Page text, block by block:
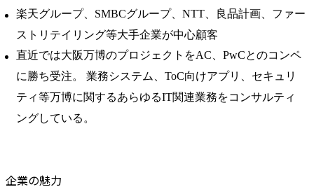
楽天グループ、SMBCグループ、NTT、良品計画、ファー
ストリテイリング等大手企業が中心顧客
直近では大阪万博のプロジェクトをAC、PwCとのコンペ
に勝ち受注。 業務システム、ToC向けアプリ、セキュリ
ティ等万博に関するあらゆるIT関連業務をコンサルティ
ングしている。
企業の魅力